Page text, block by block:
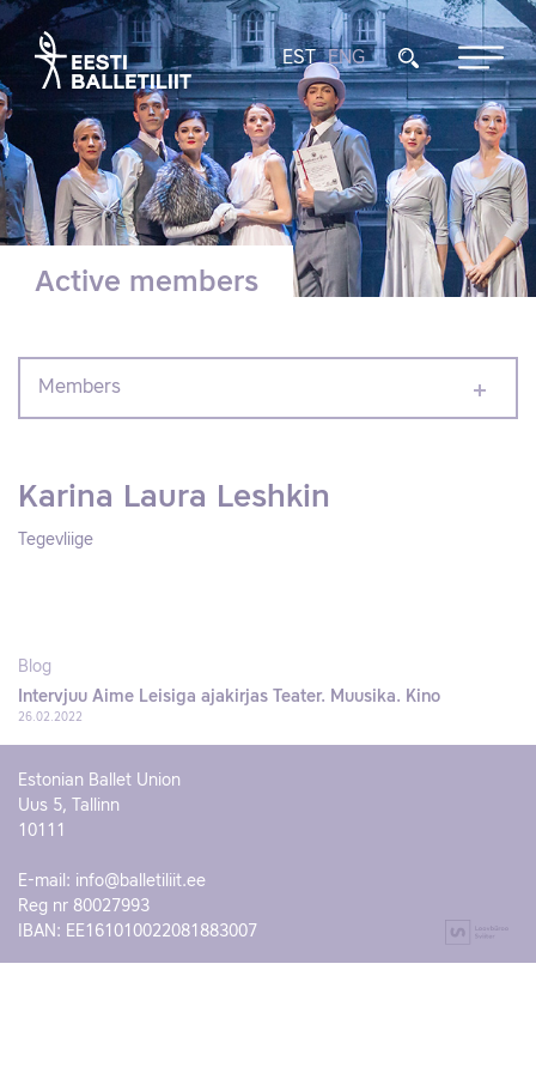
EST ENG
Active members
Members
Karina Laura Leshkin
Tegevliige
Blog
Intervjuu Aime Leisiga ajakirjas Teater. Muusika. Kino
26.02.2022
Estonian Ballet Union
Uus 5, Tallinn
10111
E-mail: info@balletiliit.ee
Reg nr 80027993
IBAN: EE161010022081883007